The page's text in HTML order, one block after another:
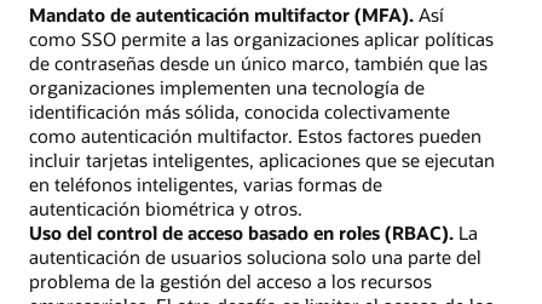
Mandato de autenticación multifactor (MFA). Así
como SSO permite a las organizaciones aplicar políticas
de contraseñas desde un único marco, también que las
organizaciones implementen una tecnología de
identificación más sólida, conocida colectivamente
como autenticación multifactor. Estos factores pueden
incluir tarjetas inteligentes, aplicaciones que se ejecutan
en teléfonos inteligentes, varias formas de
autenticación biométrica y otros.
Uso del control de acceso basado en roles (RBAC). La
autenticación de usuarios soluciona solo una parte del
problema de la gestión del acceso a los recursos